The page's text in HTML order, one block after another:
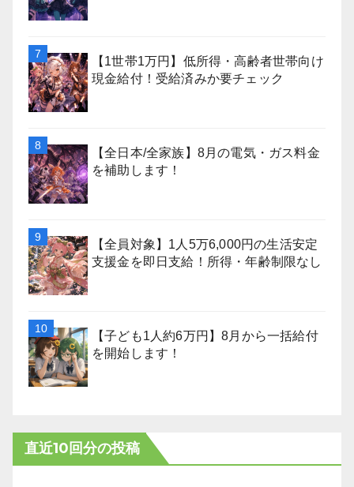
【1世帯1万円】低所得・高齢者世帯向け
現金給付！受給済みか要チェック
【全日本/全家族】8月の電気・ガス料金
を補助します！
【全員対象】1人5万6,000円の生活安定
支援金を即日支給！所得・年齢制限なし
【子ども1人約6万円】8月から一括給付
を開始します！
直近10回分の投稿